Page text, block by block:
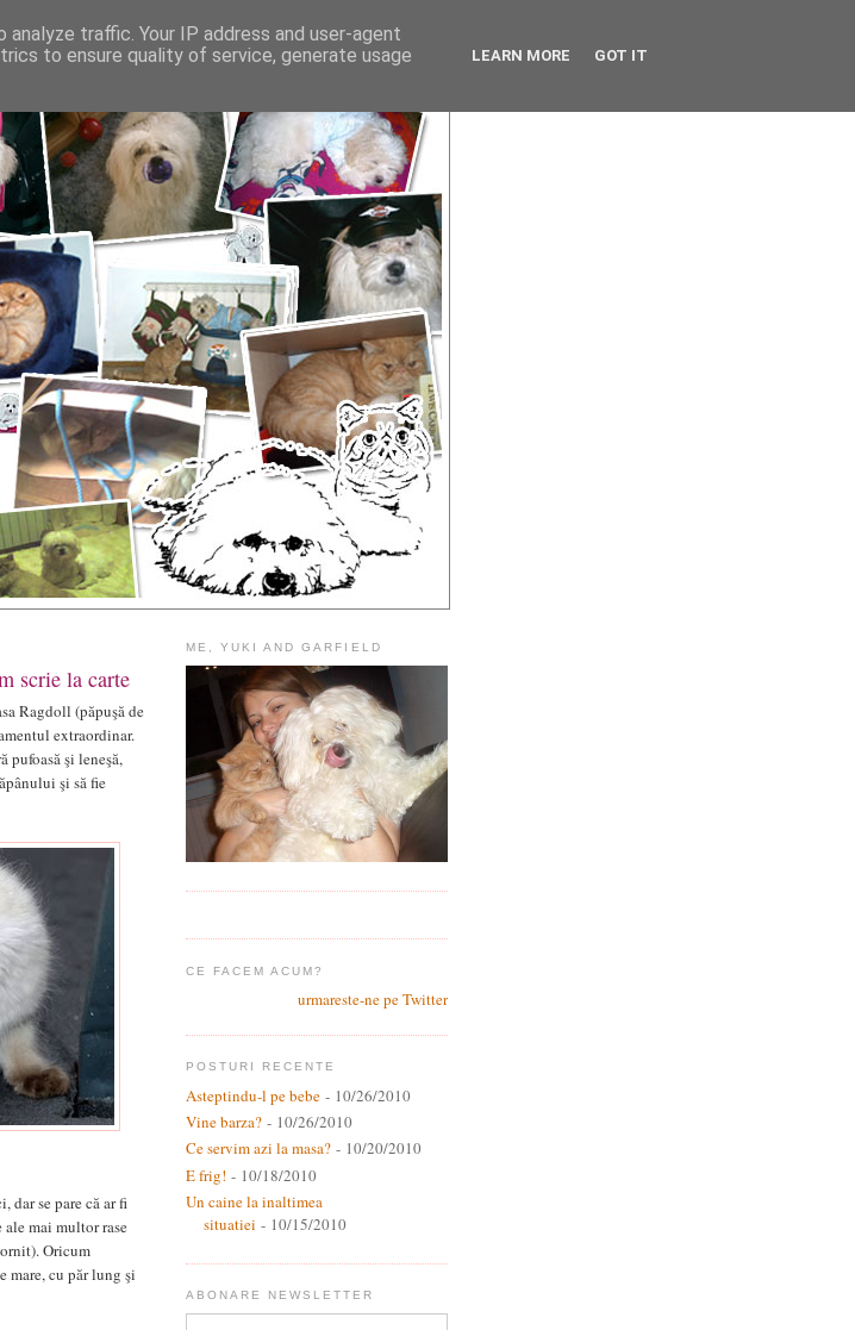
scrie la carte
Ragdoll (păpuşă de
extraordinar.
pufoasă şi leneşă,
şi să fie
dar se pare că ar fi
mai multor rase
Oricum
mare, cu păr lung şi
ME, YUKI AND GARFIELD
CE FACEM ACUM?
urmareste-ne pe Twitter
POSTURI RECENTE
Asteptindu-l pe bebe - 10/26/2010
Vine barza? - 10/26/2010
Ce servim azi la masa? - 10/20/2010
E frig! - 10/18/2010
Un caine la inaltimea
situatiei - 10/15/2010
ABONARE NEWSLETTER
traffic. Your IP address and user-agent
to ensure quality of service, generate usage
LEARN MORE GOT IT